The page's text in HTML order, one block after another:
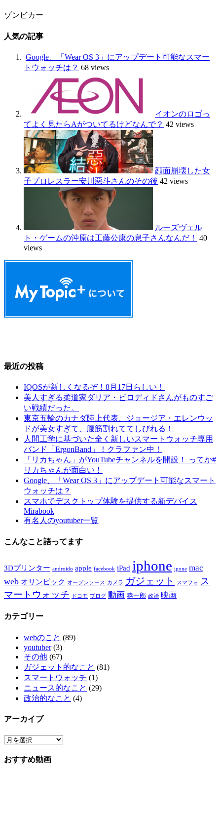
ゾンビカー
人気の記事
Google、「Wear OS 3」にアップデート可能なスマー
トウォッチは？ 68 views
イオンのロゴっ
てよく見たらAがついてるけどなんで？ 42 views
顔面崩壊した女
子プロレスラー安川惡斗さんのその後 42 views
ルーズヴェル
ト・ゲームの沖原は工藤公康の息子さんなんだ！
40
views
最近の投稿
IQOSが新しくなるぞ！8月17日らしい！
美人すぎる柔道家ダリア・ビロディドさんがものすご
い戦績だった。
東京五輪のカナダ陸上代表、ジョージア・エレンウッ
ドが美女すぎて、腹筋割れててしびれる！
人間工学に基づいた全く新しいスマートウォッチ専用
バンド「ErgonBand」！クラファン中！
「リカちゃん」がYouTubeチャンネルを開設！ ってか#
リカちゃんが面白い！
Google、「Wear OS 3」にアップデート可能なスマート
ウォッチは？
スマホでデスクトップ体験を提供する新デバイス
Mirabook
有名人のyoutuber一覧
こんなこと語ってます
3Dプリンター androido apple facebook iPad iphone ipone mac
web オリンピック オープンソース カメラ ガジェット スマフォ
ス
マートウォッチ
ドコモ ブログ 動画 恭一郎 政治 映画
カテゴリー
webのこと (89)
youtuber(3)
その他 (67)
ガジェット的なこと (81)
スマートウォッチ (1)
ニュース的なこと (29)
政治的なこと (4)
アーカイブ
おすすめ動画